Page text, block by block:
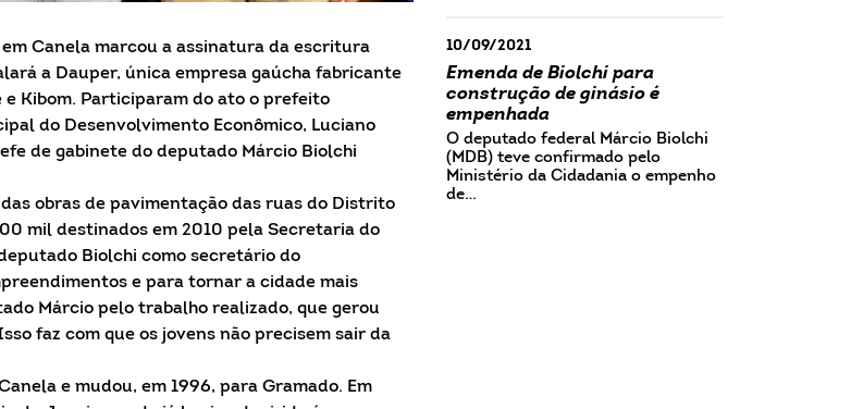
Canela marcou a assinatura da escritura
a Dauper, única empresa gaúcha fabricante
Kibom. Participaram do ato o prefeito
do Desenvolvimento Econômico, Luciano
de gabinete do deputado Márcio Biolchi
obras de pavimentação das ruas do Distrito
mil destinados em 2010 pela Secretaria do
Biolchi como secretário do
e para tornar a cidade mais
Márcio pelo trabalho realizado, que gerou
faz com que os jovens não precisem sair da
e mudou, em 1996, para Gramado. Em
10/09/2021
Emenda de Biolchi para
construção de ginásio é
empenhada
O deputado federal Márcio Biolchi
(MDB) teve confirmado pelo
Ministério da Cidadania o empenho
de…